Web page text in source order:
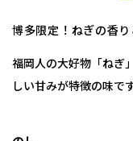
博多限定！ねぎの香
福岡人の大好物「ねぎ
しい甘みが特徴の味です